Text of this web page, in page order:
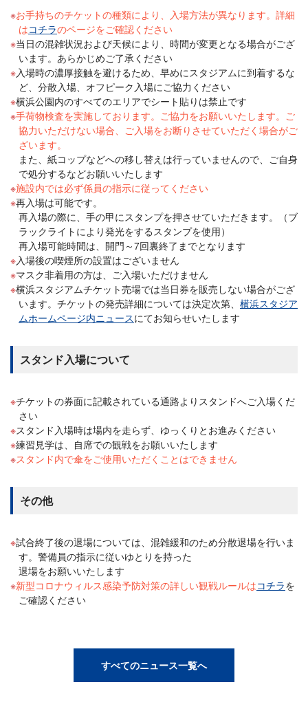
お手持ちのチケットの種類により、入場方法が異なります。詳細
はコチラのページをご確認ください
当日の混雑状況および天候により、時間が変更となる場合がござ
います。あらかじめご了承ください
入場時の濃厚接触を避けるため、早めにスタジアムに到着するな
ど、分散入場、オフピーク入場にご協力ください
横浜公園内のすべてのエリアでシート貼りは禁止です
手荷物検査を実施しております。ご協力をお願いいたします。ご
協力いただけない場合、ご入場をお断りさせていただく場合がご
ざいます。
また、紙コップなどへの移し替えは行っていませんので、ご自身
で処分するなどお願いいたします
施設内では必ず係員の指示に従ってください
再入場は可能です。
再入場の際に、手の甲にスタンプを押させていただきます。（ブ
ラックライトにより発光をするスタンプを使用）
再入場可能時間は、開門～7回裏終了までとなります
入場後の喫煙所の設置はございません
マスク非着用の方は、ご入場いただけません
横浜スタジアムチケット売場では当日券を販売しない場合がござ
います。チケットの発売詳細については決定次第、 横浜スタジア
ムホームページ内ニュースにてお知らせいたします
スタンド入場について
チケットの券面に記載されている通路よりスタンドへご入場くだ
さい
スタンド入場時は場内を走らず、ゆっくりとお進みください
練習見学は、自席での観戦をお願いいたします
スタンド内で傘をご使用いただくことはできません
その他
試合終了後の退場については、混雑緩和のため分散退場を行いま
す。警備員の指示に従いゆとりを持った
退場をお願いいたします
新型コロナウィルス感染予防対策の詳しい観戦ルールはコチラを
ご確認ください
すべてのニュース一覧へ